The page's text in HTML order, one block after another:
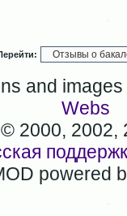
and
Webs
© 2000, 2002,
powered